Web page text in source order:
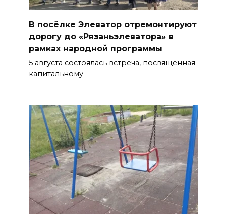
В посёлке Элеватор отремонтируют
дорогу до «Рязаньэлеватора» в
рамках народной программы
5 августа состоялась встреча, посвящённая
капитальному